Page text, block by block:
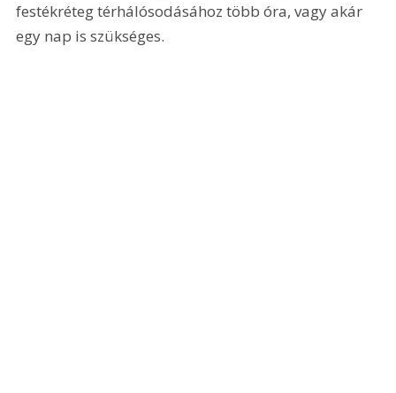
festékréteg térhálósodásához több óra, vagy akár
egy nap is szükséges.